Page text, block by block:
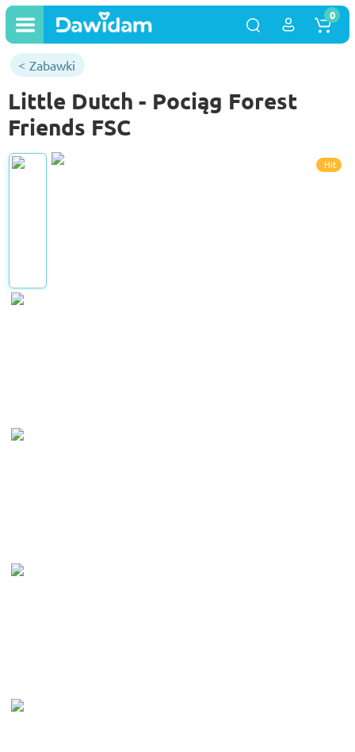
0
Zabawki
Little Dutch - Pociąg Forest
Friends FSC
Hit